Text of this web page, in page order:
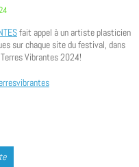
fait appel à un artiste plasticien
sur chaque site du festival, dans
Vibrantes 2024!